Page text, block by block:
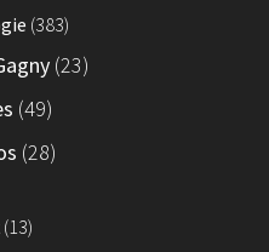
(383)
(23)
(49)
(28)
(13)